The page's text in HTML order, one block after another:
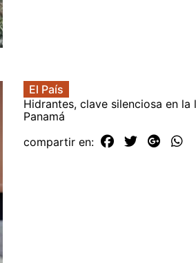
El País
Hidrantes, clave silenciosa en
Panamá
compartir en: